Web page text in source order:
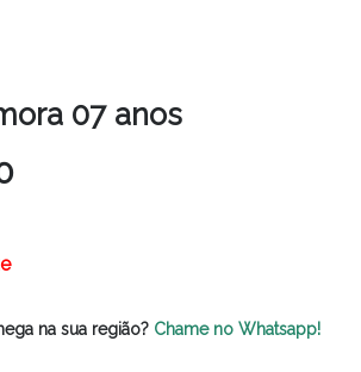
07 anos
na sua região? Chame no Whatsapp!